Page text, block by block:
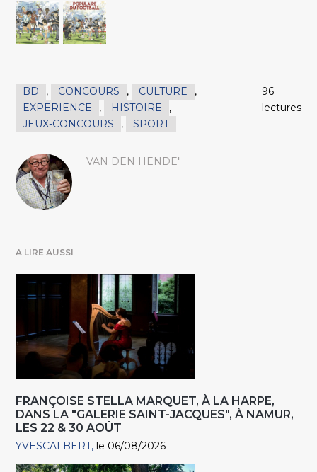
BD , CONCOURS , CULTURE
,
EXPERIENCE
, HISTOIRE
,
JEUX-CONCOURS
, SPORT
96
lectures
VAN DEN HENDE"
A LIRE AUSSI
FRANÇOISE STELLA MARQUET, À LA HARPE,
DANS LA "GALERIE SAINT-JACQUES", À NAMUR,
LES 22 & 30 AOÛT
YVESCALBERT le 06/08/2026